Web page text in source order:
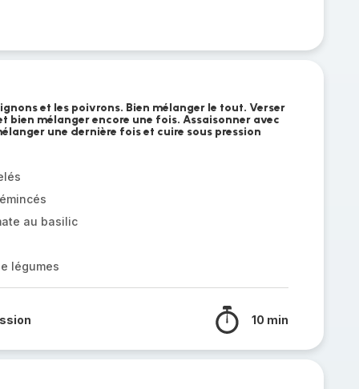
et les poivrons. Bien mélanger le tout. Verser
bien mélanger encore une fois. Assaisonner avec
une dernière fois et cuire sous pression
au basilic
légumes
10 min